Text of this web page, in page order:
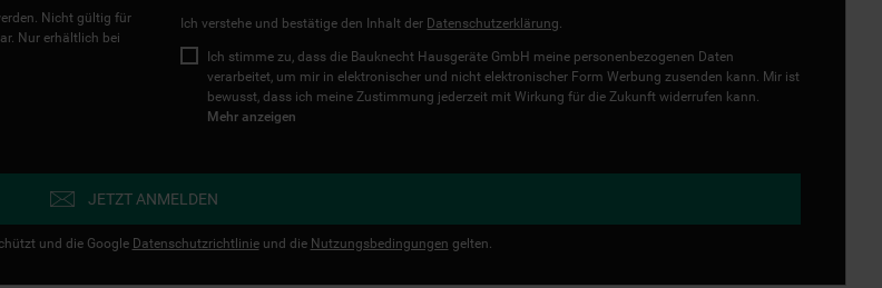
Nicht gültig für
Nur erhältlich bei
Ich verstehe und bestätige den Inhalt der Datenschutzerklärung
Ich stimme zu, dass die Bauknecht Hausgeräte GmbH meine personenbezogenen Daten
verarbeitet, um mir in elektronischer und nicht elektronischer Form Werbung zusenden kann. Mir ist
bewusst, dass ich meine Zustimmung jederzeit mit Wirkung für die Zukunft widerrufen kann.
Mehr anzeigen
JETZT ANMELDEN
und die Google Datenschutzrichtlinieund die Nutzungsbedingungen gelten.